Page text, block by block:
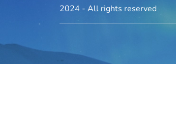
2024 - All rights reserved